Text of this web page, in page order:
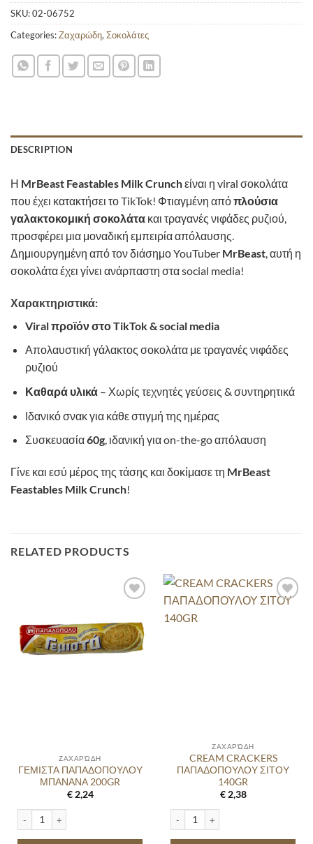
SKU:02-06752
Categories:Ζαχαρώδη, Σοκολάτες
DESCRIPTION
Η MrBeast Feastables Milk Crunchείναι η viral σοκολάτα
που έχει κατακτήσει το TikTok! Φτιαγμένη απόπλούσια
γαλακτοκομική σοκολάτα και τραγανές νιφάδες ρυζιού,
προσφέρει μια μοναδική εμπειρία απόλαυσης.
Δημιουργημένη από τον διάσημο YouTuber MrBeast, αυτή η
σοκολάτα έχει γίνει ανάρπαστη στα social media!
Χαρακτηριστικά:
Viral προϊόν στο TikTok & social media
Απολαυστική γάλακτος σοκολάτα με τραγανές νιφάδες
ρυζιού
Καθαρά υλικά– Χωρίς τεχνητές γεύσεις & συντηρητικά
Ιδανικό σνακ για κάθε στιγμή της ημέρας
Συσκευασία60g, ιδανική για on-the-go απόλαυση
Γίνε και εσύ μέρος της τάσης και δοκίμασε τη MrBeast
Feastables Milk Crunch!
RELATED PRODUCTS
ΖΑΧΑΡΏΔΗ
ΓΕΜΙΣΤΑ ΠΑΠΑΔΟΠΟΥΛΟΥ
ΜΠΑΝΑΝΑ 200GR
€2,24
ΓΕΜΙΣΤΑ ΠΑΠΑΔΟΠΟΥΛΟΥ ΜΠΑΝΑΝΑ 200GR quantity
ΖΑΧΑΡΏΔΗ
CREAM CRACKERS
ΠΑΠΑΔΟΠΟΥΛΟΥ ΣΙΤΟΥ
140GR
€2,38
CREAM CRACKERS